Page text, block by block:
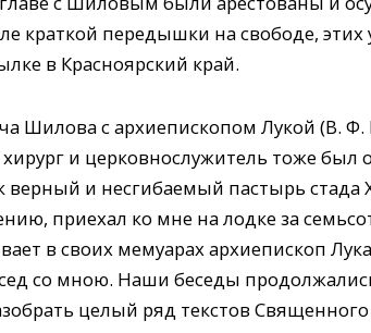
краткой передышки на свободе,
в Красноярский край.
Шилова с архиепископом Лукой (В.
и церковнослужитель тоже был
и несгибаемый пастырь стада
приехал ко мне на лодке за
в своих мемуарах архиепископ
со мною. Наши беседы
целый ряд текстов